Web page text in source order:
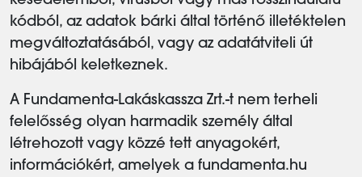
kódból, az adatok bárki által történő illetéktelen
megváltoztatásából, vagy az adatátviteli út
hibájából keletkeznek.
A Fundamenta-Lakáskassza Zrt.-t nem terheli
felelősség olyan harmadik személy által
létrehozott vagy közzé tett anyagokért,
információkért, amelyek a fundamenta.hu